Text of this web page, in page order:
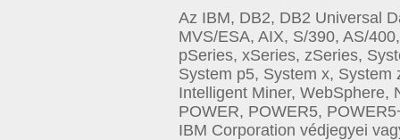
Az IBM, DB2, DB2 Universal
MVS/ESA, AIX, S/390, AS/
pSeries, xSeries, zSeries,
System p5, System x, System
Intelligent Miner, WebSphere,
POWER, POWER5,
IBM Corporation védjegyei